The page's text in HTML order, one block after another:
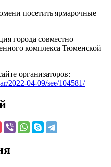
посетить ярмарочные
города совместно
комплекса Тюменской
организаторов:
2022-04-09/see/104581/